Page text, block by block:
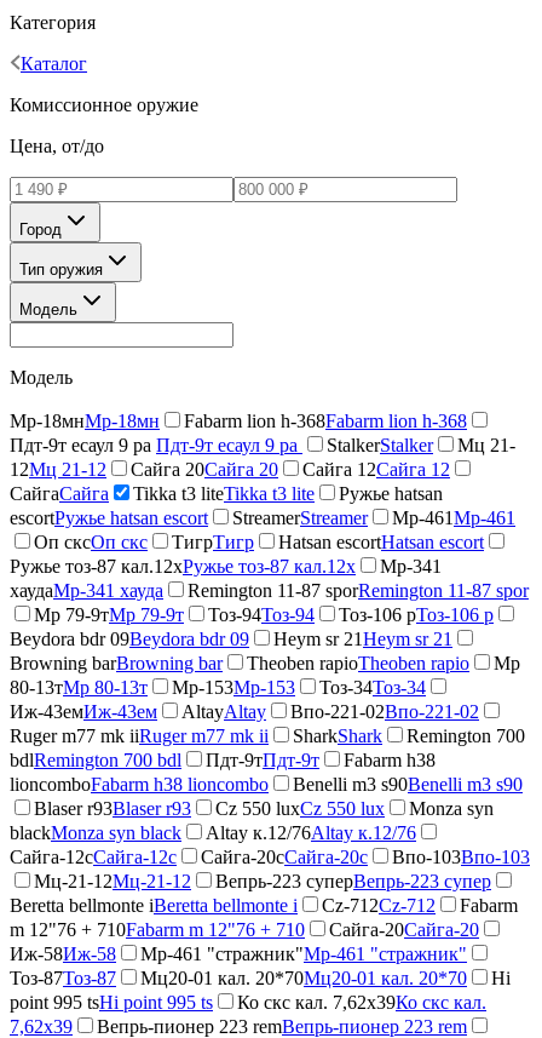
Категория
Каталог
Комиссионное оружие
Цена, от/до
Город
Тип оружия
Модель
Модель
Мр-18мнМр-18мн Fabarm lion h-368Fabarm lion h-368
Пдт-9т есаул 9 ра Пдт-9т есаул 9 ра StalkerStalker
Мц 21-
12Мц 21-12 Сайга 20Сайга 20 Сайга 12Сайга 12
СайгаСайга Tikka t3 liteTikka t3 lite
Ружье hatsan
escortРужье hatsan escort StreamerStreamer Мр-461Мр-461
Оп сксОп скс ТигрТигр Hatsan escortHatsan escort
Ружье тоз-87 кал.12хРужье тоз-87 кал.12х
Мр-341
хаудаМр-341 хауда Remington 11-87 sporRemington 11-87 spor
Мр 79-9тМр 79-9т Тоз-94Тоз-94 Тоз-106 рТоз-106 р
Beydora bdr 09Beydora bdr 09 Heym sr 21Heym sr 21
Browning barBrowning bar Theoben rapioTheoben rapio
Мр
80-13тМр 80-13т Мр-153Мр-153 Тоз-34Тоз-34
Иж-43емИж-43ем AltayAltay Впо-221-02Впо-221-02
Ruger m77 mk iiRuger m77 mk ii SharkShark
Remington 700
bdlRemington 700 bdl Пдт-9тПдт-9т
Fabarm h38
lioncomboFabarm h38 lioncombo Benelli m3 s90Benelli m3 s90
Blaser r93Blaser r93 Cz 550 luxCz 550 lux
Monza syn
blackMonza syn black Altay к.12/76Altay к.12/76
Сайга-12сСайга-12с Сайга-20сСайга-20с Впо-103Впо-103
Мц-21-12Мц-21-12 Вепрь-223 суперВепрь-223 супер
Beretta bellmonte iBeretta bellmonte i Cz-712Cz-712
Fabarm
m 12"76 + 710Fabarm m 12"76 + 710 Сайга-20Сайга-20
Иж-58Иж-58 Мр-461 "стражник"Мр-461 "стражник"
Тоз-87Тоз-87 Мц20-01 кал. 20*70Мц20-01 кал. 20*70
Hi
point 995 tsHi point 995 ts Ко скс кал. 7,62х39Ко скс кал.
7,62х39
Вепрь-пионер 223 remВепрь-пионер 223 rem